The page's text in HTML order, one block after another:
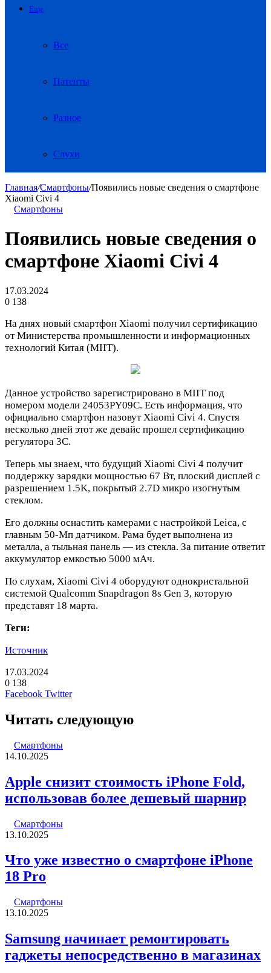
Еще
Все
Патенты
Разное
Слухи
Главная/Смартфоны/Появились новые сведения о смартфоне
Xiaomi Civi 4
Смартфоны
Появились новые сведения о
смартфоне Xiaomi Civi 4
17.03.2024
0 138
На днях новый смартфон Xiaomi получил сертификацию
от Министерства промышленности и информационных
технологий Китая (MIIT).
Данное устройство зарегистрировано в MIIT под
номером модели 24053PY09C. Есть информация, что
официально смартфон назовут Xiaomi Civi 4. Спустя
несколько дней этот же девайс прошел сертификацию
регулятора 3C.
Теперь мы знаем, что будущий Xiaomi Civi 4 получит
поддержку зарядки мощностью 67 Вт, плоский дисплей с
разрешением 1.5K, покрытый 2.7D микро изогнутым
стеклом.
Его должны оснастить камерами с настройкой Leica, с
главным 50-Мп датчиком. Рама будет выполнена из
металла, а тыльная панель — из стекла. За питание ответит
аккумулятор емкостью 5000 мАч.
По слухам, Xiaomi Civi 4 оборудуют однокристальной
системой Qualcomm Snapdragon 8s Gen 3, которую
представят 18 марта.
Теги:
Источник
17.03.2024
0 138
Facebook TwitterLinkedIn
Pinterest
Вконтакте
Одноклассники
Skype
WhatsApp
Telegram
Viber
Читать следующую
Смартфоны
14.10.2025
Apple снизит стоимость iPhone Fold,
использовав более дешевый шарнир
Смартфоны
13.10.2025
Что уже известно о смартфоне iPhone
18 Pro
Смартфоны
13.10.2025
Samsung начинает ремонтировать
гаджеты непосредственно в магазинах